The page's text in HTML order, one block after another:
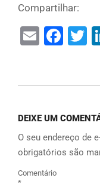
Compartilhar:
Email
DEIXE UM
O seu endereço de
obrigatórios são
Comentário
*